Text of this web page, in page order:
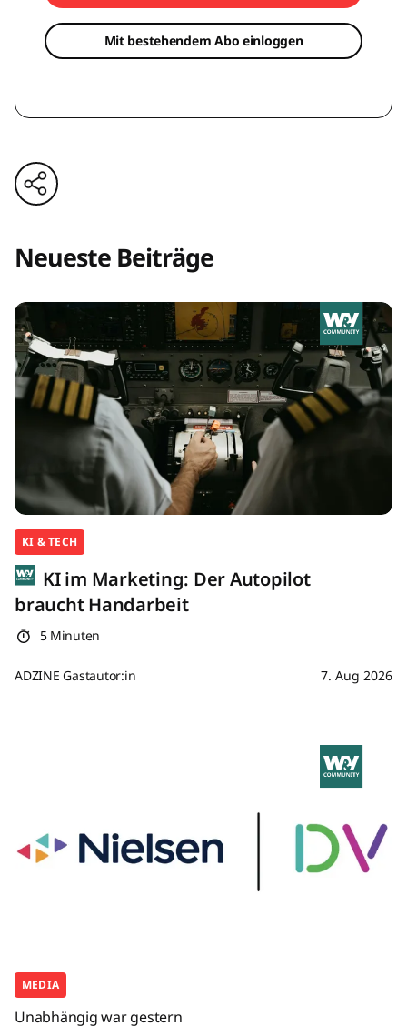
Mit bestehendem Abo einloggen
Neueste Beiträge
KI & TECH
KI im Marketing: Der Autopilot
braucht Handarbeit
5 Minuten
ADZINE Gastautor:in 7. Aug 2026
MEDIA
Unabhängig war gestern